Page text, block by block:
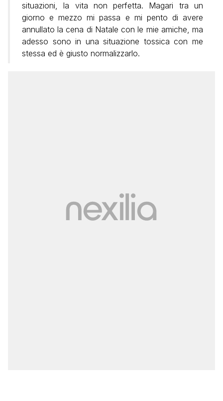
situazioni, la vita non perfetta. Magari tra un
giorno e mezzo mi passa e mi pento di avere
annullato la cena di Natale con le mie amiche, ma
adesso sono in una situazione tossica con me
stessa ed è giusto normalizzarlo.